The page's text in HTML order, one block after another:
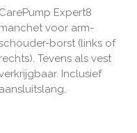
CarePump Expert8
manchet voor arm-
borst (links of
rechts). Tevens als vest
Inclusief
aansluitslang.